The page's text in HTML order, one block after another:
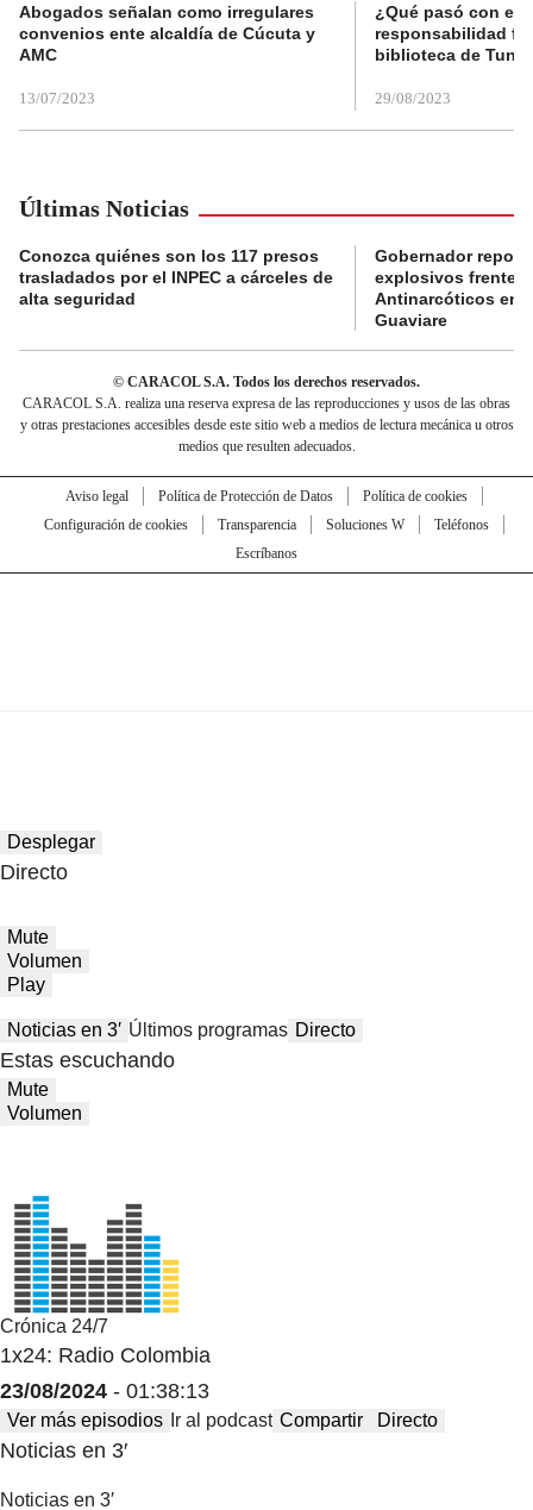
Abogados señalan como irregulares
convenios ente alcaldía de Cúcuta y
AMC
13/07/2023
¿Qué pasó con el
responsabilidad
biblioteca de
29/08/2023
Últimas Noticias
Conozca quiénes son los 117 presos
trasladados por el INPEC a cárceles de
alta seguridad
Gobernador
explosivos frente a
Antinarcóticos en
Guaviare
© CARACOL S.A. Todos los derechos reservados.
CARACOL S.A. realiza una reserva expresa de las reproducciones y usos de las obras
y otras prestaciones accesibles desde este sitio web a medios de lectura mecánica u otros
medios que resulten adecuados.
Aviso legal Política de Protección de Datos
Política de cookies
Configuración de cookies
Transparencia Soluciones W
Teléfonos
Escríbanos
Desplegar
Directo
Mute
Volumen
Play
Noticias en 3′ Últimos programas Directo
Estas escuchando
Mute
Volumen
Crónica 24/7
1x24: Radio Colombia
23/08/2024 - 01:38:13
Ver más episodios Ir al podcast Compartir Directo
Noticias en 3′
Noticias en 3′